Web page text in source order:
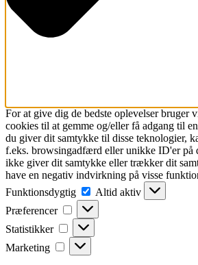
For at give dig de bedste oplevelser bruger
cookies til at gemme og/eller få adgang til
du giver dit samtykke til disse teknologier,
f.eks. browsingadfærd eller unikke ID'er på
ikke giver dit samtykke eller trækker dit
have en negativ indvirkning på visse
Funktionsdygtig
Funktionsdygtig
Altid aktiv
Præferencer
Præferencer
Statistikker Statistikker
Marketing Marketing